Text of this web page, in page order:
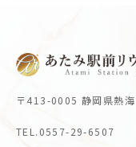
〒413-0005 静岡県熱
TEL.0557-29-6507